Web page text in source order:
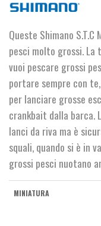
originale
era:
€219,00.
è:
Queste Shimano
pesci molto grossi. La
vuoi pescare grossi
portare sempre con
per lanciare grosse
crankbait dalla barca.
lanci da riva ma è
squali, quando si è in
grossi pesci nuotano